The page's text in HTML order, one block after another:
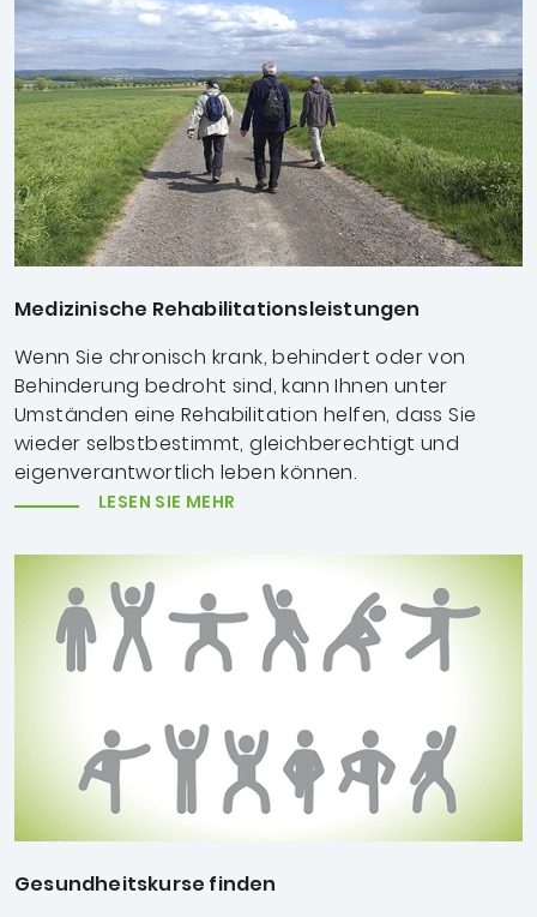
Medizinische Rehabilitationsleistungen
Wenn Sie chronisch krank, behindert oder von
Behinderung bedroht sind, kann Ihnen unter
Umständen eine Rehabilitation helfen, dass Sie
wieder selbstbestimmt, gleichberechtigt und
eigenverantwortlich leben können.
LESEN SIE MEHR
Gesundheitskurse finden